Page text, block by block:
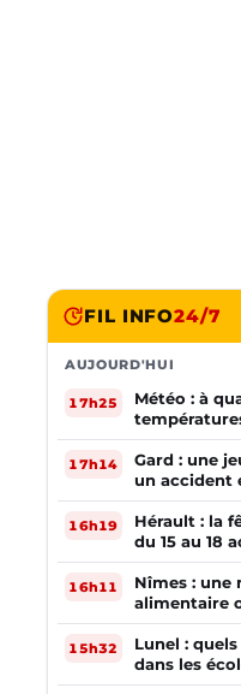
FIL INFO24/7
AUJOURD'HUI
17h25
Météo : à
prévisions
17h14
Gard : une
un accident
16h19
Hérault : la
du 15 au 18
16h11
Nîmes :
alimentaire
Ouverte
15h32
Lunel :
dans les